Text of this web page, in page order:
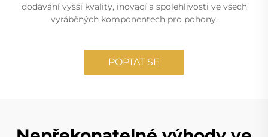
dodávání vyšší kvality, inovací a spolehlivosti ve všech
vyráběných komponentech pro pohony.
POPTAT SE